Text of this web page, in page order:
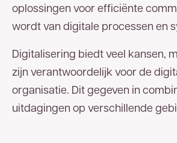
oplossingen voor efficiënte
wordt van digitale processen en
Digitalisering biedt veel kansen,
zijn verantwoordelijk voor de
organisatie. Dit gegeven in
uitdagingen op verschillende
nieuws!
dichter bij hetmeest betrouwbare
locatie(s) is zakelijk glasvezel van
in en wij nemen zo spoedig